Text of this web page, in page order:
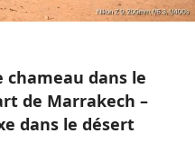
chameau dans le
de Marrakech –
dans le désert